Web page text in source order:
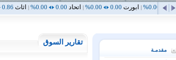
ابورت 0.00%
|اتحاد0.00
0.00%
|اثاث0.86
0.00%
|
مقدمـة
تقارير السوق